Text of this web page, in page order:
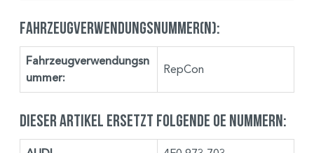
Fahrzeugverwendungsnummer(n):
Fahrzeugverwendungsn
ummer:
RepCon
Dieser Artikel ersetzt folgende OE Nummern: